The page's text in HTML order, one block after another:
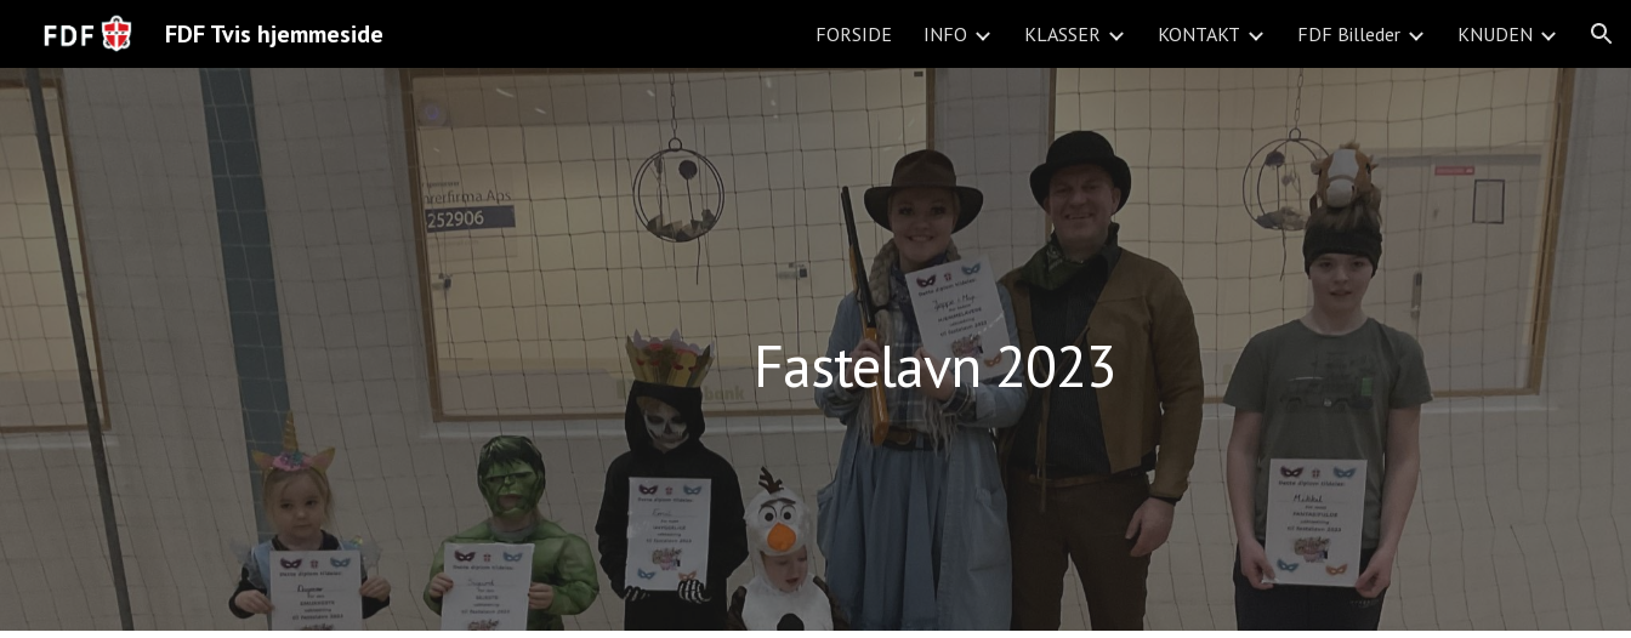
Skip to navigation
FDF Tvis hjemmeside FORSIDE INFO KLASSER KONTAKT FDF Billeder KNUDEN
Fastelavn 2023